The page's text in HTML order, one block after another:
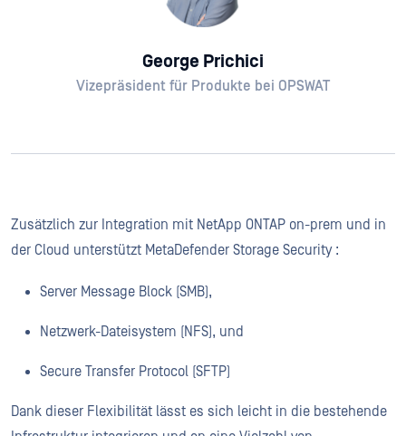
George Prichici
Vizepräsident für Produkte bei OPSWAT
Zusätzlich zur Integration mit NetApp ONTAP on-prem und in
der Cloud unterstützt MetaDefender Storage Security :
Server Message Block (SMB),
Netzwerk-Dateisystem (NFS), und
Secure Transfer Protocol (SFTP)
Dank dieser Flexibilität lässt es sich leicht in die bestehende